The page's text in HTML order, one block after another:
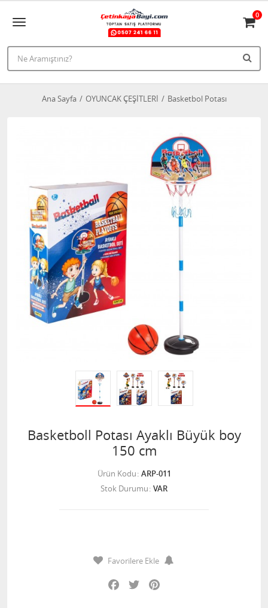
0
Ana Sayfa OYUNCAK ÇEŞİTLERİ Basketbol Potası
Basketboll Potası Ayaklı Büyük boy
150 cm
Ürün Kodu ARP-011
Stok Durumu VAR
Favorilere Ekle
Facebook
Twitter